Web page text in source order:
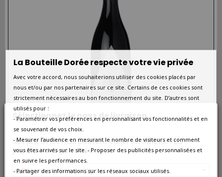
Sélectionnez le pays de livraison
Nos prix et les frais peuvent varier en fonction du
pays/de la région de livraison.
France métropolitaine
La Bouteille Dorée respecte votre vie privée
Avec votre accord, nous souhaiterions utiliser des cookies placés par
nous et/ou par nos partenaires sur ce site. Certains de ces cookies sont
strictement nécessaires au bon fonctionnement du site. D’autres sont
utilisés pour :
- Paramétrer vos préférences en personnalisant vos fonctionnalités et en
se souvenant de vos choix.
- Mesurer l’audience en mesurant le nombre de visiteurs et comment
vous êtes arrivés sur le site. - Proposer des publicités personnalisées et
en suivre les performances.
- Partager des informations sur les réseaux sociaux utilisés.